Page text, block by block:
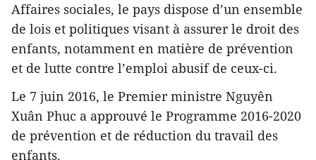
Affaires sociales, le pays dispose d’un ensemble
de lois et politiques visant à assurer le droit des
enfants, notamment en matière de prévention
et de lutte contre l’emploi abusif de ceux-ci.
Le 7 juin 2016, le Premier ministre Nguyên
Xuân Phuc a approuvé le Programme 2016-2020
de prévention et de réduction du travail des
enfants.